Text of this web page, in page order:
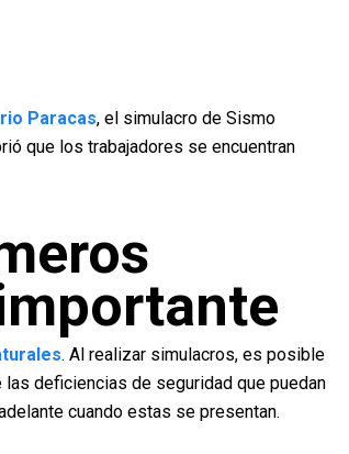
Paracas, el simulacro de Sismo
que los trabajadores se encuentran
. Al realizar simulacros, es posible
deficiencias de seguridad que puedan
cuando estas se presentan.